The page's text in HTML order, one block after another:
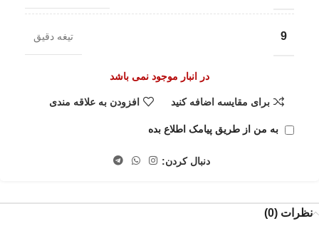
9 تیغه دقیق
در انبار موجود نمی باشد
برای مقایسه اضافه کنید افزودن به علاقه مندی
به من از طریق پیامک اطلاع بده
دنبال کردن:
نظرات (0)